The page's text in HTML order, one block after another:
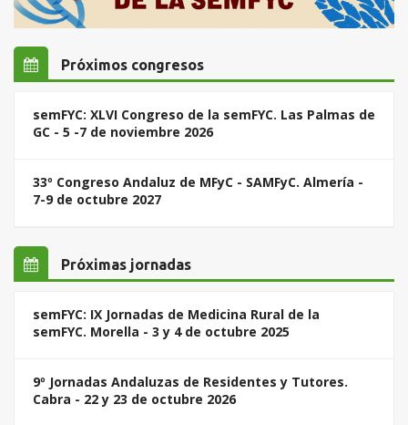
Próximos congresos
semFYC: XLVI Congreso de la semFYC. Las Palmas de
GC - 5 -7 de noviembre 2026
33º Congreso Andaluz de MFyC - SAMFyC. Almería -
7-9 de octubre 2027
Próximas jornadas
semFYC: IX Jornadas de Medicina Rural de la
semFYC. Morella - 3 y 4 de octubre 2025
9º Jornadas Andaluzas de Residentes y Tutores.
Cabra - 22 y 23 de octubre 2026